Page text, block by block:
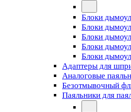
Блоки
Блоки
Блоки
Блоки
Блоки
Адаптеры для
Аналоговые
Безотмывочный
Паяльники для